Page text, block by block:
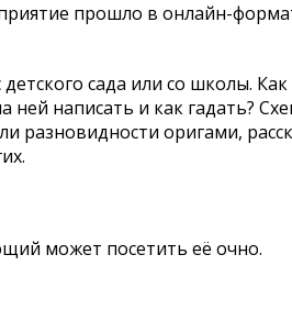
прошло в онлайн-
сада или со школы. Как
написать и как гадать?
разновидности оригами,
может посетить её очно.